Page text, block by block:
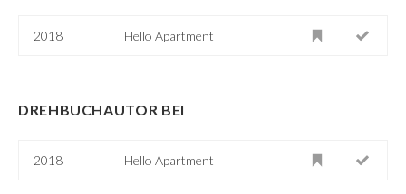
2018 Hello Apartment
DREHBUCHAUTOR BEI
2018 Hello Apartment